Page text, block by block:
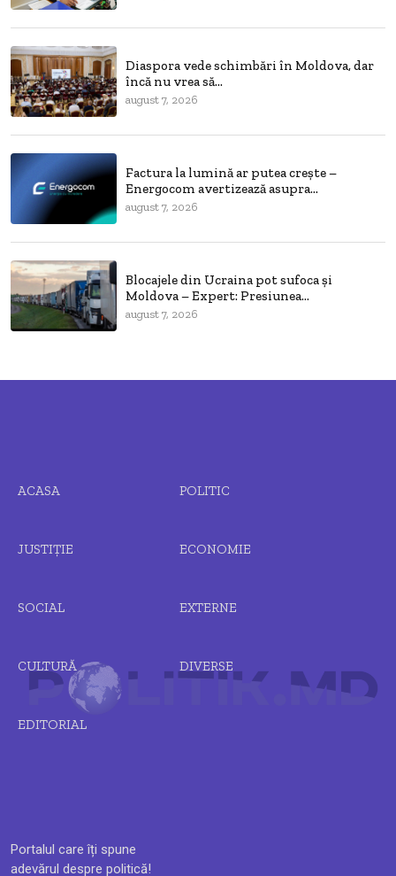
Diaspora vede schimbări în Moldova, dar
încă nu vrea să...
august 7, 2026
Factura la lumină ar putea crește –
Energocom avertizează asupra...
august 7, 2026
Blocajele din Ucraina pot sufoca și
Moldova – Expert: Presiunea...
august 7, 2026
Portalul care îți spune
adevărul despre politică!
ACASA POLITIC
JUSTIȚIE ECONOMIE
SOCIAL EXTERNE
CULTURĂ DIVERSE
EDITORIAL